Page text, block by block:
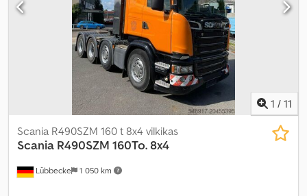
1 / 11
Lübbecke 1 050 km
Scania R490SZM 160 t 8x4 vilkikas
Scania R490SZM 160To. 8x4